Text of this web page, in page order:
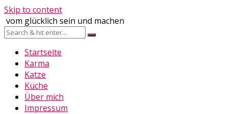
Skip to content
vom glücklich sein und machen
Startseite
Karma
Katze
Küche
Über mich
Impressum